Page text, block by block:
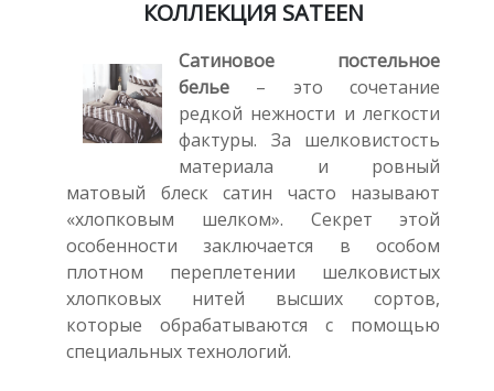
КОЛЛЕКЦИЯ SATEEN
Сатиновое постельное
белье– это сочетание
редкой нежности и легкости
фактуры. За шелковистость
материала и ровный
матовый блеск сатин часто называют
«хлопковым шелком». Секрет этой
особенности заключается в особом
плотном переплетении шелковистых
хлопковых нитей высших сортов,
которые обрабатываются с помощью
специальных технологий.